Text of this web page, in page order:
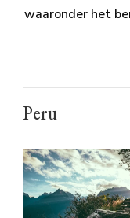
waaronder het
Peru